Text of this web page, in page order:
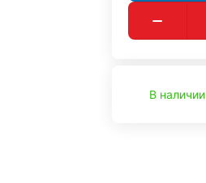
В наличии